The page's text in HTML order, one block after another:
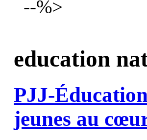
--%>
education
PJJ-
jeunes au